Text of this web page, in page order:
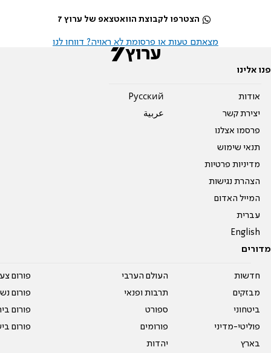
הצטרפו לקבוצת הוואטצאפ של ערוץ 7
מצאתם טעות או פרסומת לא ראויה? דווחו לנו
פנו אלינו
אודות
יצירת קשר
פרסמו אצלנו
תנאי שימוש
מדיניות פרטיות
הצהרת נגישות
המייל האדום
עברית
English
Pусский
عربية
מדורים
חדשות
מבזקים
ביטחוני
פוליטי-מדיני
בארץ
העולם הערבי
תרבות ופנאי
ספורט
פורומים
יהדות
פורום
פורום
פורום
פורום